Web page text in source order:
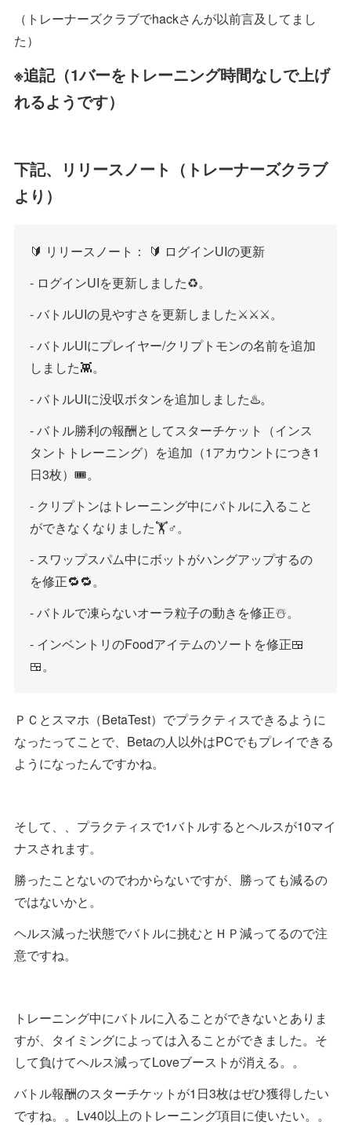
（トレーナーズクラブでhackさんが以前言及してまし
た）
※追記（1バーをトレーニング時間なしで上げ
れるようです）
下記、リリースノート（トレーナーズクラブ
より）
🔰 リリースノート： 🔰 ログインUIの更新
- ログインUIを更新しました♻️。
- バトルUIの見やすさを更新しました⚔️⚔️⚔️。
- バトルUIにプレイヤー/クリプトモンの名前を追加
しました👾。
- バトルUIに没収ボタンを追加しました♨️。
- バトル勝利の報酬としてスターチケット（インス
タントトレーニング）を追加（1アカウントにつき1
日3枚）🎟。
- クリプトンはトレーニング中にバトルに入ること
ができなくなりました🏋️♂️。
- スワップスパム中にボットがハングアップするの
を修正🔁🔁。
- バトルで凍らないオーラ粒子の動きを修正☃️。
- インベントリのFoodアイテムのソートを修正🍱
🍱。
ＰＣとスマホ（BetaTest）でプラクティスできるように
なったってことで、Betaの人以外はPCでもプレイできる
ようになったんですかね。
そして、、プラクティスで1バトルするとヘルスが10マイ
ナスされます。
勝ったことないのでわからないですが、勝っても減るの
ではないかと。
ヘルス減った状態でバトルに挑むとＨＰ減ってるので注
意ですね。
トレーニング中にバトルに入ることができないとありま
すが、タイミングによっては入ることができました。そ
して負けてヘルス減ってLoveブーストが消える。。
バトル報酬のスターチケットが1日3枚はぜひ獲得したい
ですね。。Lv40以上のトレーニング項目に使いたい。。